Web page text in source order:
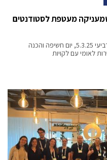
מעטפת לסטודנטים
המכללה האקדמית אשקלון מקיימת היום, רביעי 5.3.25, יום חשיפה והכנה
לאומי עם לקויות